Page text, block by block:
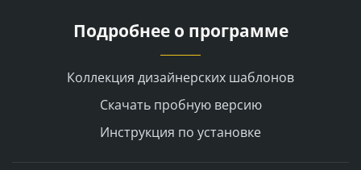
Подробнее о программе
Коллекция дизайнерских шаблонов
Скачать пробную версию
Инструкция по установке